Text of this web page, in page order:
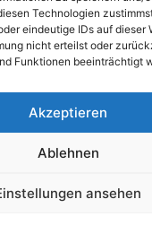
Technologien
eindeutige IDs auf dieser
nicht erteilst oder
Funktionen beeinträchtigt
Akzeptieren
Ablehnen
ansehen